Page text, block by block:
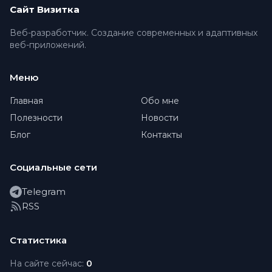
Сайт Визитка
Веб-разработчик. Создание современных и адаптивных
веб-приложений.
Меню
Главная
Обо мне
Полезности
Новости
Блог
Контакты
Социальные сети
Telegram
RSS
Статистика
На сайте сейчас: 0